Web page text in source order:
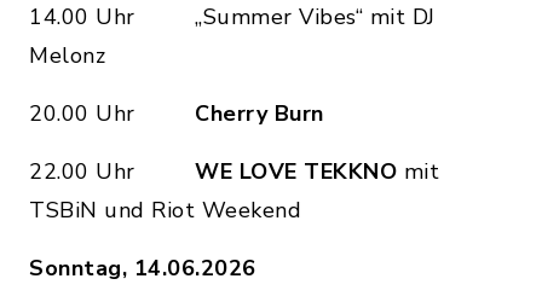
14.00 Uhr „Summer Vibes“ mit DJ
Melonz
20.00 Uhr Cherry Burn
22.00 Uhr WE LOVE TEKKNO mit
TSBiN und Riot Weekend
Sonntag, 14.06.2026